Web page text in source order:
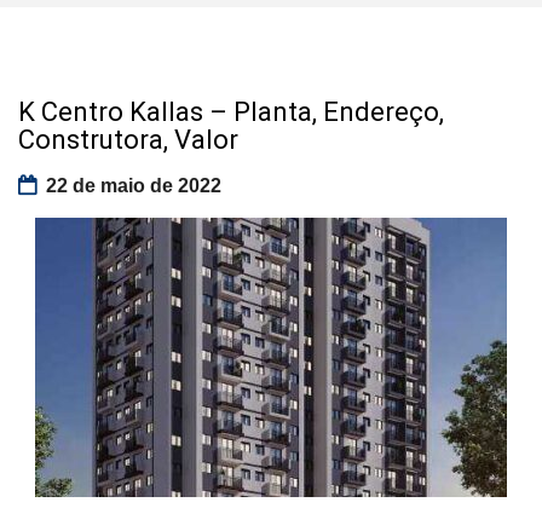
K Centro Kallas – Planta, Endereço,
Construtora, Valor
22 de maio de 2022